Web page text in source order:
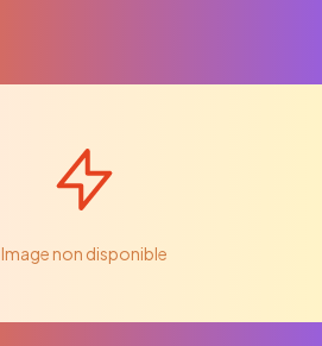
Image non disponible